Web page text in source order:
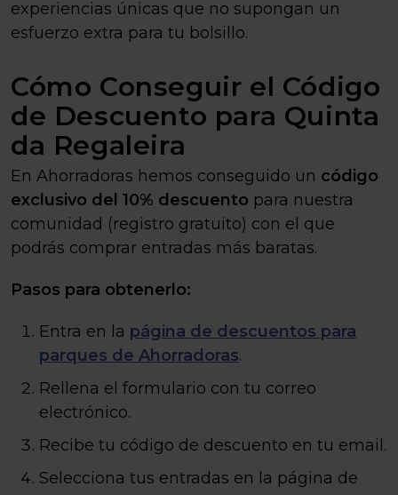
experiencias únicas que no supongan un
esfuerzo extra para tu bolsillo.
Cómo Conseguir el Código
de Descuento para Quinta
da Regaleira
En Ahorradoras hemos conseguido un código
exclusivo del 10% descuento para nuestra
comunidad (registro gratuito) con el que
podrás comprar entradas más baratas.
Pasos para obtenerlo:
Entra en la página de descuentos para
parques de Ahorradoras.
Rellena el formulario con tu correo
electrónico.
Recibe tu código de descuento en tu email.
Selecciona tus entradas en la página de